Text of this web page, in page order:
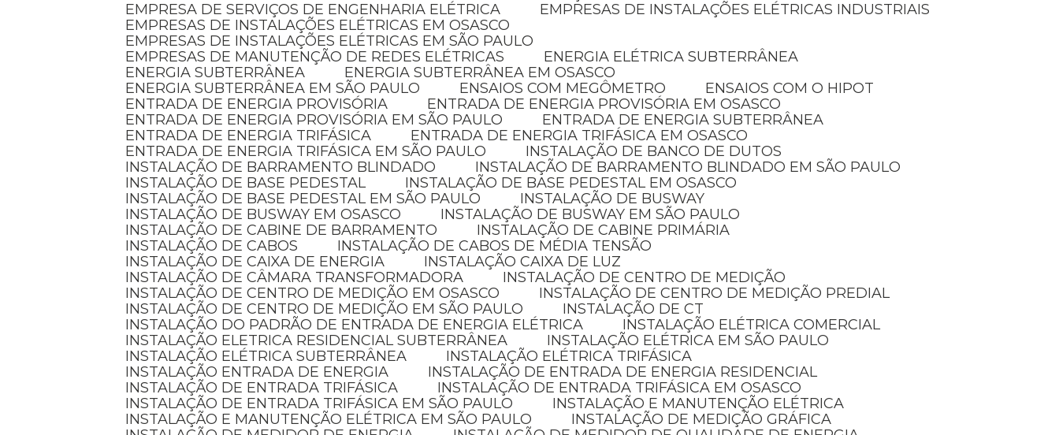
EMPRESA DE SERVIÇOS DE ENGENHARIA ELÉTRICA
EMPRESAS DE INSTALAÇÕES ELÉTRICAS INDUSTRIAIS
EMPRESAS DE INSTALAÇÕES ELÉTRICAS EM OSASCO
EMPRESAS DE INSTALAÇÕES ELÉTRICAS EM SÃO PAULO
EMPRESAS DE MANUTENÇÃO DE REDES ELÉTRICAS
ENERGIA ELÉTRICA SUBTERRÂNEA
ENERGIA SUBTERRÂNEA
ENERGIA SUBTERRÂNEA EM OSASCO
ENERGIA SUBTERRÂNEA EM SÃO PAULO
ENSAIOS COM MEGÔMETRO
ENSAIOS COM O HIPOT
ENTRADA DE ENERGIA PROVISÓRIA
ENTRADA DE ENERGIA PROVISÓRIA EM OSASCO
ENTRADA DE ENERGIA PROVISÓRIA EM SÃO PAULO
ENTRADA DE ENERGIA SUBTERRÂNEA
ENTRADA DE ENERGIA TRIFÁSICA
ENTRADA DE ENERGIA TRIFÁSICA EM OSASCO
ENTRADA DE ENERGIA TRIFÁSICA EM SÃO PAULO
INSTALAÇÃO DE BANCO DE DUTOS
INSTALAÇÃO DE BARRAMENTO BLINDADO
INSTALAÇÃO DE BARRAMENTO BLINDADO EM SÃO PAULO
INSTALAÇÃO DE BASE PEDESTAL
INSTALAÇÃO DE BASE PEDESTAL EM OSASCO
INSTALAÇÃO DE BASE PEDESTAL EM SÃO PAULO
INSTALAÇÃO DE BUSWAY
INSTALAÇÃO DE BUSWAY EM OSASCO
INSTALAÇÃO DE BUSWAY EM SÃO PAULO
INSTALAÇÃO DE CABINE DE BARRAMENTO
INSTALAÇÃO DE CABINE PRIMÁRIA
INSTALAÇÃO DE CABOS
INSTALAÇÃO DE CABOS DE MÉDIA TENSÃO
INSTALAÇÃO DE CAIXA DE ENERGIA
INSTALAÇÃO CAIXA DE LUZ
INSTALAÇÃO DE CÂMARA TRANSFORMADORA
INSTALAÇÃO DE CENTRO DE MEDIÇÃO
INSTALAÇÃO DE CENTRO DE MEDIÇÃO EM OSASCO
INSTALAÇÃO DE CENTRO DE MEDIÇÃO PREDIAL
INSTALAÇÃO DE CENTRO DE MEDIÇÃO EM SÃO PAULO
INSTALAÇÃO DE CT
INSTALAÇÃO DO PADRÃO DE ENTRADA DE ENERGIA ELÉTRICA
INSTALAÇÃO ELÉTRICA COMERCIAL
INSTALAÇÃO ELETRICA RESIDENCIAL SUBTERRÂNEA
INSTALAÇÃO ELÉTRICA EM SÃO PAULO
INSTALAÇÃO ELÉTRICA SUBTERRÂNEA
INSTALAÇÃO ELÉTRICA TRIFÁSICA
INSTALAÇÃO ENTRADA DE ENERGIA
INSTALAÇÃO DE ENTRADA DE ENERGIA RESIDENCIAL
INSTALAÇÃO DE ENTRADA TRIFÁSICA
INSTALAÇÃO DE ENTRADA TRIFÁSICA EM OSASCO
INSTALAÇÃO DE ENTRADA TRIFÁSICA EM SÃO PAULO
INSTALAÇÃO E MANUTENÇÃO ELÉTRICA
INSTALAÇÃO E MANUTENÇÃO ELÉTRICA EM SÃO PAULO
INSTALAÇÃO DE MEDIÇÃO GRÁFICA